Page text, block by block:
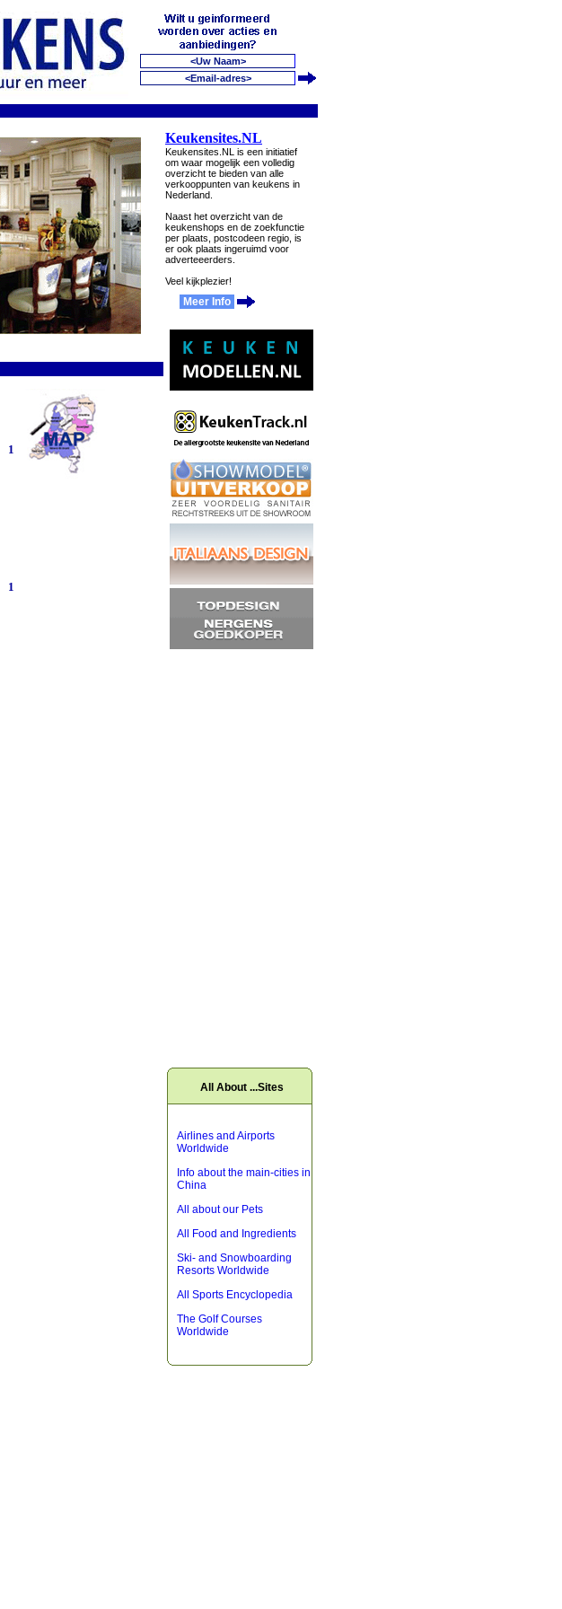
1
1
Keukensites.NL
Keukensites.NL is een initiatief
om waar mogelijk een volledig
overzicht te bieden van alle
verkooppunten van keukens in
Nederland.
Naast het overzicht van de
keukenshops en de zoekfunctie
per plaats, postcodeen regio, is
er ook plaats ingeruimd voor
adverteeerders.
Veel kijkplezier!
Meer Info
All About ...Sites
Airlines and Airports
Worldwide
Info about the main-cities in
China
All about our Pets
All Food and Ingredients
Ski- and Snowboarding
Resorts Worldwide
All Sports Encyclopedia
The Golf Courses
Worldwide